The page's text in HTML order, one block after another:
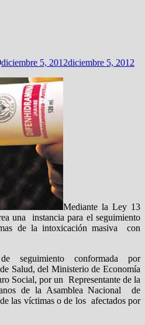
diciembre 5, 2012diciembre 5, 2012
Mediante la Ley 13
una instancia para el seguimiento
de la intoxicación masiva con
seguimiento conformada por
Salud, del Ministerio de Economía
Social, por un Representante de la
de la Asamblea Nacional de
las víctimas o de los afectados por